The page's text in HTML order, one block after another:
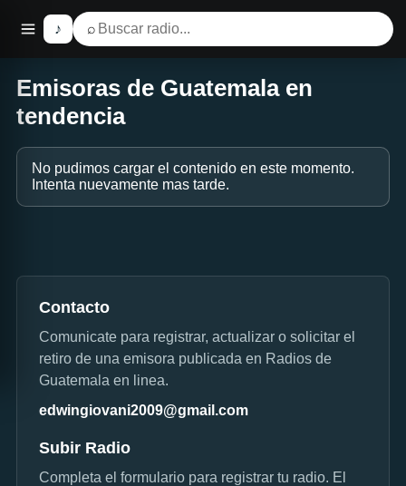
♪ ⌕
Emisoras de Guatemala en
tendencia
No pudimos cargar el contenido en este momento.
Intenta nuevamente mas tarde.
Contacto
Comunicate para registrar, actualizar o solicitar el
retiro de una emisora publicada en Radios de
Guatemala en linea.
edwingiovani2009@gmail.com
Subir Radio
Completa el formulario para registrar tu radio. El